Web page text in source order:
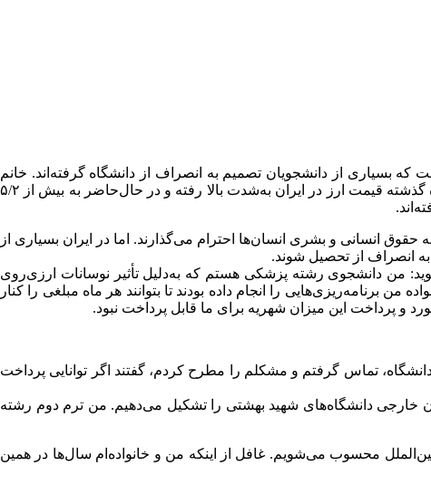
بسیاری از دانشجویان تصمیم به انصراف از دانشگاه گرفته‌اند. خانم
زهره. س. از دانشجویان دانشگاه شهید بهشتی تهران است که به‌دلیل بالا رفتن قیمت دلار از ادامه تحصیل انصراف داده است. در چند ماه گذشته قیمت ارز در ایران به‌شدت بالا رفته و در حال‌حاضر به بیش از ۵/۲
حقوق انسانی و بشری انسان‌ها احترام می‌گذارند. اما در ایران بسیاری از
به انصراف از تحصیل شوند.
من دانشجوی رشته پزشکی هستم که به‌دلیل تأثیر نوسانات ارزی‌روی
شهریه‌ها هر ترم ۲۷۰۰ دلار است و هنگام ثبت‌نام در دانشگاه دلار حدود ۳۸۰۰ تومان بود. خانواده من برنامه‌ریزی‌هایی را انجام داده بودند تا بتوانند هر ماه مبلغی را کنار
و پرداخت این میزان شهریه برای ما قابل پرداخت نبود.
تماس گرفتم و مشکلم را مطرح کردم، گفتند اگر توانایی پرداخت
بهشتی مشغول به تحصیل هستیم که تقریباً ۵۰‌درصد دانشجویان خارجی دانشگاه‌های شهید بهشتی را تشکیل می‌دهیم. من ترم دوم رشته
محسوب می‌شویم. غافل از اینکه من و خانواده‌ام سال‌ها در همین